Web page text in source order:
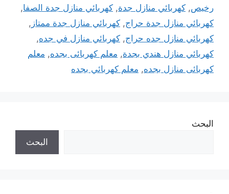
رخيص, كهربائي منازل جدة, كهربائي منازل جدة الصفا,
كهربائي منازل جدة حراج, كهربائي منازل جدة ممتاز ,
كهربائي منازل جده حراج, كهربائي منازل في جده,
كهربائي منازل هندي بجدة, معلم كهربائى بجده, معلم
كهربائى منازل بجده, معلم كهربائي بجده
البحث
البحث